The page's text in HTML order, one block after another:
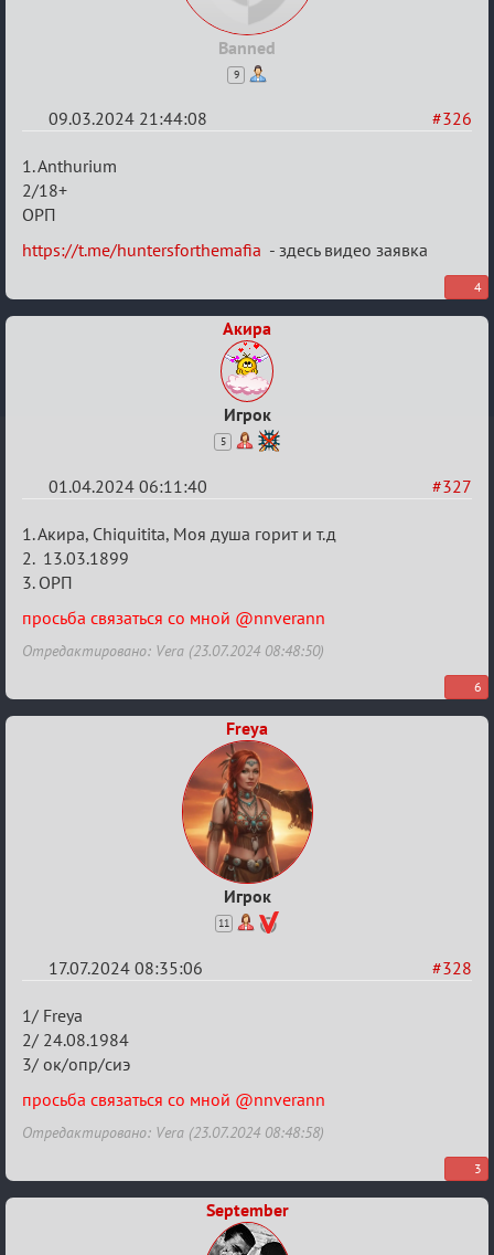
Banned
9
#326
09.03.2024 21:44:08
Re:
Заявки
в
Авторитеты²
1. Anthurium
2/18+
ОРП
https://t.me/huntersforthemafia - здесь видео заявка
4
Акира
Игрок
5
#327
01.04.2024 06:11:40
Re:
Заявки
в
Авторитеты²
1. Акира, Chiquitita, Моя душа горит и т.д
2. 13.03.1899
3. ОРП
просьба связаться со мной @nnverann
Отредактировано: Vera (23.07.2024 08:48:50)
6
Freya
Игрок
11
#328
17.07.2024 08:35:06
Re:
Заявки
в
Авторитеты²
1/ Freya
2/ 24.08.1984
3/ ок/опр/сиэ
просьба связаться со мной @nnverann
Отредактировано: Vera (23.07.2024 08:48:58)
3
September